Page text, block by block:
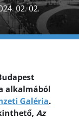
02. 02.
alkalmából
Galéria.
Az